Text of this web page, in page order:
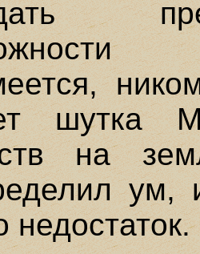
шутка
на
ум,
недостаток.